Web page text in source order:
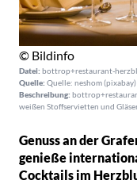
© Bildinfo
Datei: bottrop+restaurant-
Quelle: Quelle: neshom (pixabay)
Beschreibung:
weißen Stoffservietten und
Genuss an der
genieße
Cocktails im